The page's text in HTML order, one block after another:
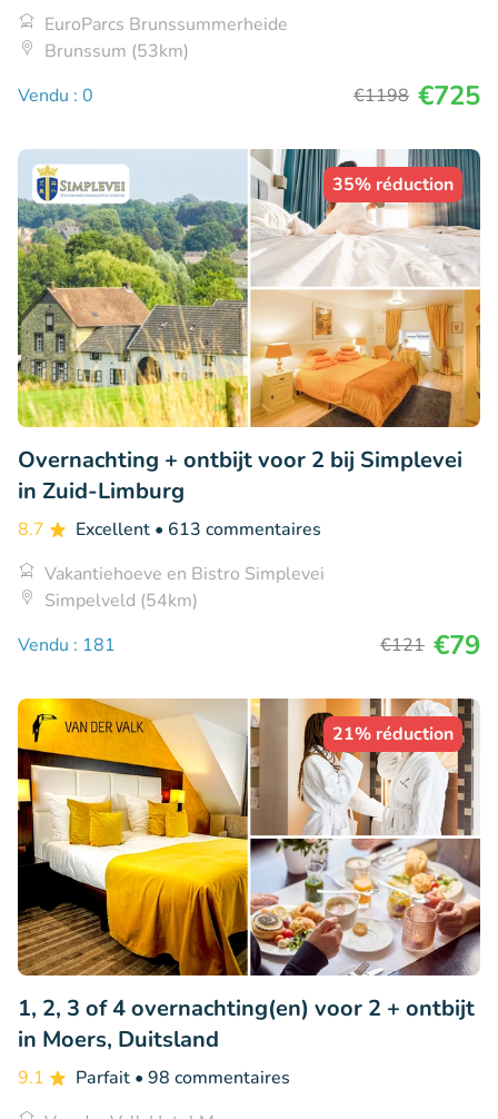
EuroParcs Brunssummerheide
Brunssum (53km)
Vendu : 0
€1198 €725
35% réduction
Overnachting + ontbijt voor 2 bij Simplevei
in Zuid-Limburg
8.7 Excellent • 613 commentaires
Vakantiehoeve en Bistro Simplevei
Simpelveld (54km)
Vendu : 181
€121 €79
21% réduction
1, 2, 3 of 4 overnachting(en) voor 2 + ontbijt
in Moers, Duitsland
9.1 Parfait • 98 commentaires